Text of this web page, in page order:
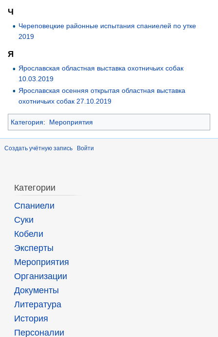
Ч
Череповецкие районные испытания спаниелей по утке
2019
Я
Ярославская областная выставка охотничьих собак
10.03.2019
Ярославская осенняя открытая областная выставка
охотничьих собак 27.10.2019
Категория: Мероприятия
Создать учётную запись Войти
Категории
Спаниели
Суки
Кобели
Эксперты
Мероприятия
Организации
Документы
Литература
История
Персоналии